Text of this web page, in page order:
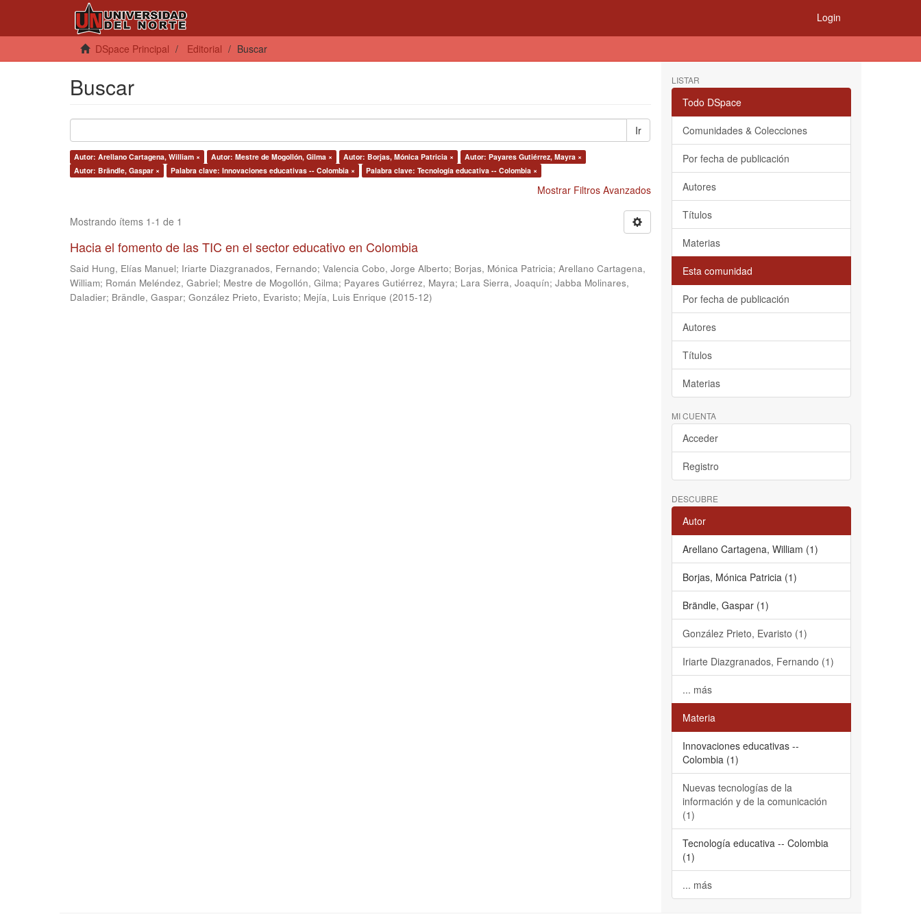
Login
DSpace Principal Editorial Buscar
Buscar
Ir
Autor: Arellano Cartagena, William × Autor: Mestre de Mogollón, Gilma × Autor: Borjas, Mónica Patricia ×
Autor: Payares Gutiérrez, Mayra ×
Autor: Brändle, Gaspar ×
Palabra clave: Innovaciones educativas -- Colombia × Palabra clave: Tecnología educativa -- Colombia ×
Mostrar Filtros Avanzados
Mostrando ítems 1-1 de 1
Hacia el fomento de las TIC en el sector educativo en Colombia
Said Hung, Elías Manuel; Iriarte Diazgranados, Fernando; Valencia Cobo, Jorge Alberto; Borjas, Mónica Patricia; Arellano Cartagena,
William; Román Meléndez, Gabriel; Mestre de Mogollón, Gilma; Payares Gutiérrez, Mayra; Lara Sierra, Joaquín; Jabba Molinares,
Daladier; Brändle, Gaspar; González Prieto, Evaristo; Mejía, Luis Enrique (2015-12)
LISTAR
Todo DSpace
Comunidades & Colecciones
Por fecha de publicación
Autores
Títulos
Materias
Esta comunidad
Por fecha de publicación
Autores
Títulos
Materias
MI CUENTA
Acceder
Registro
DESCUBRE
Autor
Arellano Cartagena, William (1)
Borjas, Mónica Patricia (1)
Brändle, Gaspar (1)
González Prieto, Evaristo (1)
Iriarte Diazgranados, Fernando (1)
... más
Materia
Innovaciones educativas --
Colombia (1)
Nuevas tecnologías de la
información y de la comunicación
(1)
Tecnología educativa -- Colombia
(1)
... más